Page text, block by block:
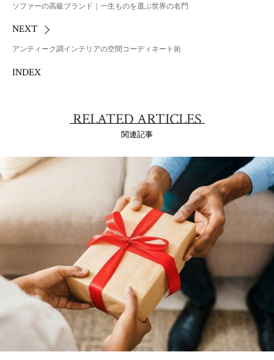
ソファーの高級ブランド｜一生ものを選ぶ世界の名門
NEXT
アンティーク調インテリアの空間コーディネート術
INDEX
RELATED ARTICLES
関連記事